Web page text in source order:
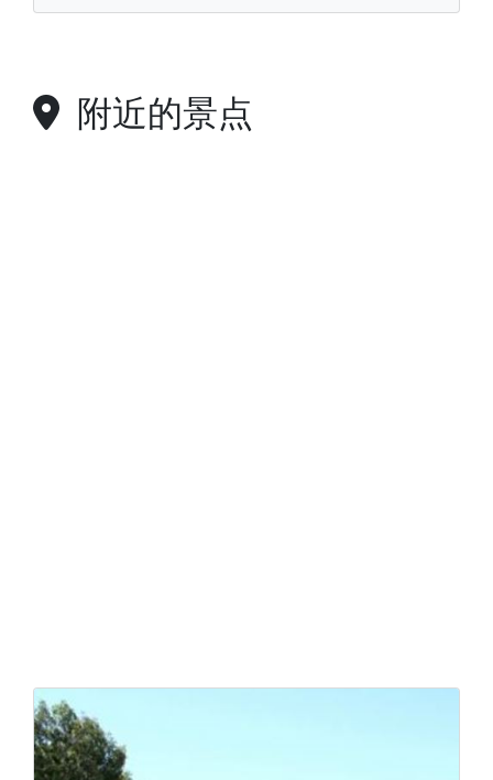
附近的景点